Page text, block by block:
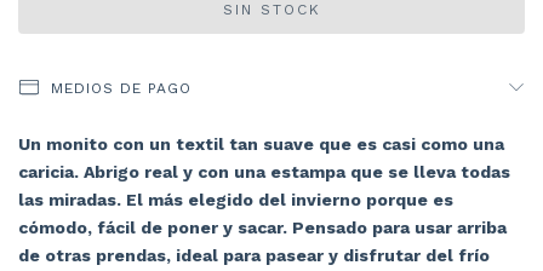
MEDIOS DE PAGO
Un monito con un textil tan suave que es casi como una
caricia. Abrigo real y con una estampa que se lleva todas
las miradas. El más elegido del invierno porque es
cómodo, fácil de poner y sacar. Pensado para usar arriba
de otras prendas, ideal para pasear y disfrutar del frío